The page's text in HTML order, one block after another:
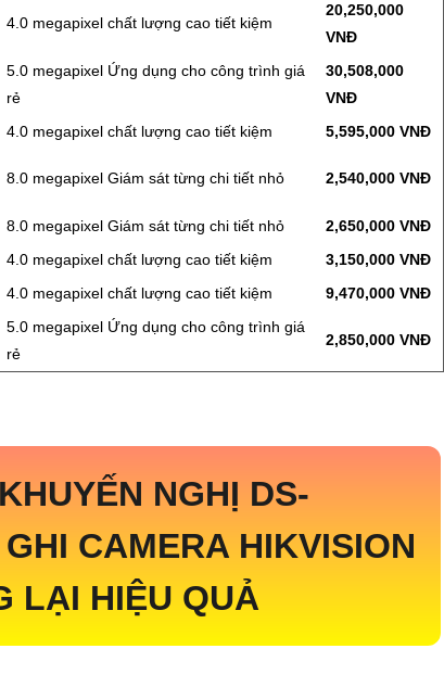
4.0 megapixel chất lượng cao tiết kiệm
20,250,000
VNĐ
5.0 megapixel Ứng dụng cho công trình giá
rẻ
30,508,000
VNĐ
4.0 megapixel chất lượng cao tiết kiệm
5,595,000 VNĐ
8.0 megapixel Giám sát từng chi tiết nhỏ 2,540,000 VNĐ
8.0 megapixel Giám sát từng chi tiết nhỏ
2,650,000 VNĐ
4.0 megapixel chất lượng cao tiết kiệm
3,150,000 VNĐ
4.0 megapixel chất lượng cao tiết kiệm 9,470,000 VNĐ
5.0 megapixel Ứng dụng cho công trình giá
rẻ
2,850,000 VNĐ
NGHỊ DS-
CAMERA HIKVISION
LẠI HIỆU QUẢ